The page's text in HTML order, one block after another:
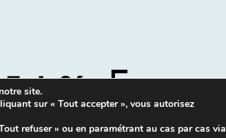
Mentions légales | Contacts
site.
sur « Tout accepter », vous autorisez
refuser » ou en paramétrant au cas par cas via